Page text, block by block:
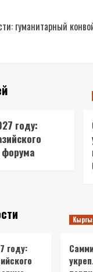
гуманитарный
году:
форума
году: